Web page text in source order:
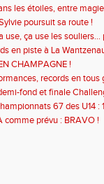
les étoiles, entre
poursuit sa route !
use, ça use les
en piste à La
CHAMPAGNE !
records en tous
fond et finale
67 des U14 :
comme prévu : BRAVO !